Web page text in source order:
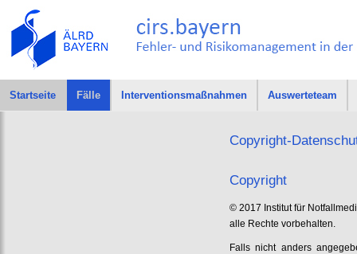
Startseite Fälle Interventionsmaßnahmen Auswerteteam
Copyright-
Copyright
© 2017 Institut für
alle Rechte vorbehalten.
Falls nicht anders